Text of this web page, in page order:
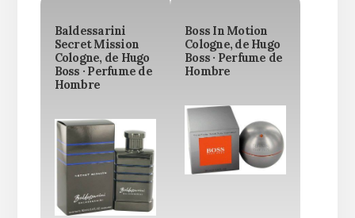
Baldessarini
Secret Mission
Cologne, de Hugo
Boss · Perfume de
Hombre
Boss In Motion
Cologne, de Hugo
Boss · Perfume de
Hombre